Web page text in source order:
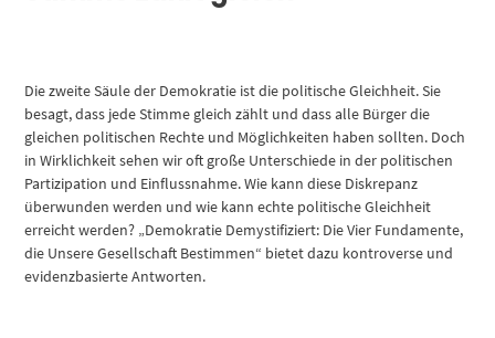
Die zweite Säule der Demokratie ist die politische Gleichheit. Sie
besagt, dass jede Stimme gleich zählt und dass alle Bürger die
gleichen politischen Rechte und Möglichkeiten haben sollten. Doch
in Wirklichkeit sehen wir oft große Unterschiede in der politischen
Partizipation und Einflussnahme. Wie kann diese Diskrepanz
überwunden werden und wie kann echte politische Gleichheit
erreicht werden? „Demokratie Demystifiziert: Die Vier Fundamente,
die Unsere Gesellschaft Bestimmen“ bietet dazu kontroverse und
evidenzbasierte Antworten.